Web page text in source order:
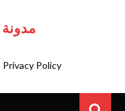
مدونة
Privacy Policy